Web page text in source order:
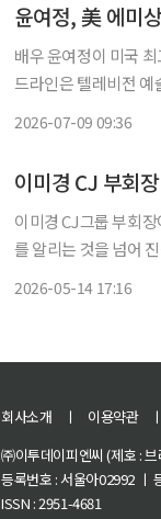
윤여정, 美 에미
배우 윤여정이 미국 최고 권
드라인은 텔레비전
2026-07-09 09:36
이미경 CJ 부회
이미경 CJ그룹 부회
를 알리는 것을 넘어
2026-05-14 17:16
회사소개 ㅣ 이용약관 ㅣ
㈜이투데이피엔씨 (제호 :
등록번호 : 서울아02992 ㅣ
ISSN : 2951-4681